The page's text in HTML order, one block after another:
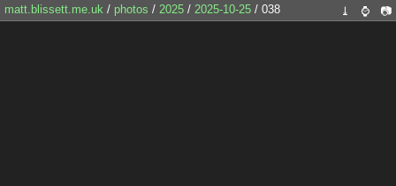
matt.blissett.me.uk / photos / 2025 / 2025-10-25 / 038 ⤓ ⌚ 📷